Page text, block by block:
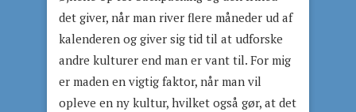
det giver, når man river flere måneder ud af
kalenderen og giver sig tid til at udforske
andre kulturer end man er vant til. For mig
er maden en vigtig faktor, når man vil
opleve en ny kultur, hvilket også gør, at det